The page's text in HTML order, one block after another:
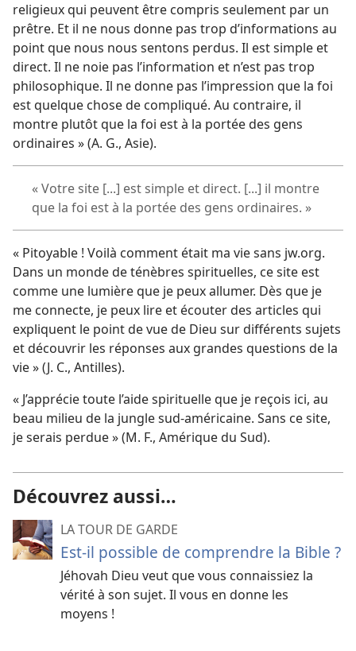
religieux qui peuvent être compris seulement par un
prêtre. Et il ne nous donne pas trop d’informations au
point que nous nous sentons perdus. Il est simple et
direct. Il ne noie pas l’information et n’est pas trop
philosophique. Il ne donne pas l’impression que la foi
est quelque chose de compliqué. Au contraire, il
montre plutôt que la foi est à la portée des gens
ordinaires » (A. G., Asie).
« Votre site [...] est simple et direct. [...] il montre
que la foi est à la portée des gens ordinaires. »
« Pitoyable ! Voilà comment était ma vie sans jw.org.
Dans un monde de ténèbres spirituelles, ce site est
comme une lumière que je peux allumer. Dès que je
me connecte, je peux lire et écouter des articles qui
expliquent le point de vue de Dieu sur différents sujets
et découvrir les réponses aux grandes questions de la
vie » (J. C., Antilles).
« J’apprécie toute l’aide spirituelle que je reçois ici, au
beau milieu de la jungle sud-américaine. Sans ce site,
je serais perdue » (M. F., Amérique du Sud).
Découvrez aussi…
LA TOUR DE GARDE
Est-il possible de comprendre la Bible ?
Jéhovah Dieu veut que vous connaissiez la
vérité à son sujet. Il vous en donne les
moyens !